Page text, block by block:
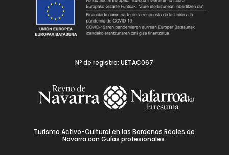
Nº de registro: UETAC067
Turismo Activo-Cultural en las Bardenas Reales de
Navarra con Guías profesionales.